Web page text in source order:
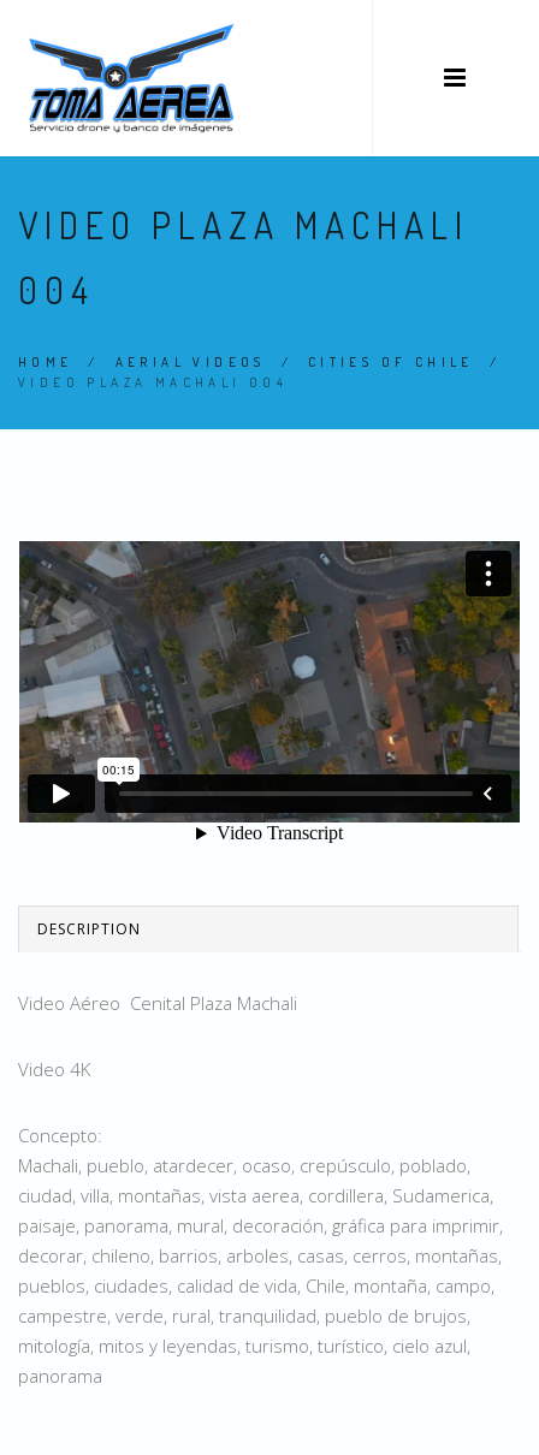
VIDEO PLAZA MACHALI
004
HOME / AERIAL VIDEOS / CITIES OF CHILE
/
VIDEO PLAZA MACHALI 004
DESCRIPTION
Video Aéreo Cenital Plaza Machali
Video 4K
Concepto:
Machali, pueblo, atardecer, ocaso, crepúsculo, poblado,
ciudad, villa, montañas, vista aerea, cordillera, Sudamerica,
paisaje, panorama, mural, decoración, gráfica para imprimir,
decorar, chileno, barrios, arboles, casas, cerros, montañas,
pueblos, ciudades, calidad de vida, Chile, montaña, campo,
campestre, verde, rural, tranquilidad, pueblo de brujos,
mitología, mitos y leyendas, turismo, turístico, cielo azul,
panorama